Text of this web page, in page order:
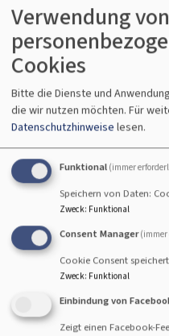
PFARREI
PFARREI
Verwendung von
Cookies
Bitte die Dienste und
die wir nutzen möchten. Für
Datenschutzhinweise lesen.
Funktional (immer
Speichern von Daten:
Zweck: Funktional
Consent Manager
Cookie Consent
Zweck: Funktional
Einbindung von
Zeigt einen Facebook-